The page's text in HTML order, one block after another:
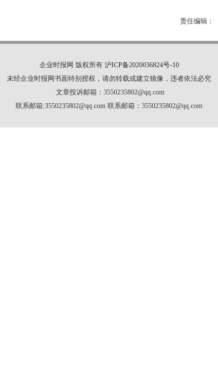
责任编辑：
企业时报网 版权所有 沪ICP备2020036824号-10
未经企业时报网书面特别授权，请勿转载或建立镜像，违者依法必究
文章投诉邮箱：3550235802@qq.com
联系邮箱:3550235802@qq.com 联系邮箱：3550235802@qq.com